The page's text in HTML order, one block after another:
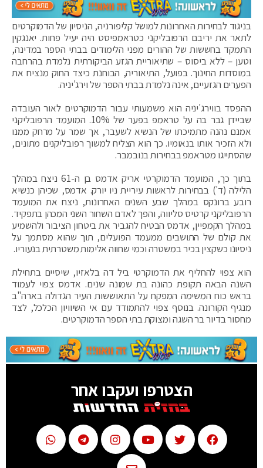
בניגוד לבחירות האחרונות למושל קליפורניה, הניסיון של הדמוקרטים
לתאר את יריבם הרפובליקני כטראמפיסט היה יעיל פחות. יאנגקין
התמקד בחששות של ההורים מפני הלימודים בבתי הספר במדינה,
וטען – ללא ביסוס – שתיאוריית הגזע הביקורתית נלמדת בהרחבה
במוסדות החינוך. בפועל, התיאוריה, הבוחנת כיצד החוק מנציח את
הפערים הגזעיים, אינה נלמדת בבתי הספר של וירג'יניה.
ההפסד בווירג'יניה הוא משמעותי עבור הדמוקרטים לאור העובדה
שביידן גבר בה על טראמפ בפער של 10%. המועמד הרפובליקני
אמנם נהנה מתמיכתו של הנשיא לשעבר, אך שמר על מרחק ממנו
ולא הזכיר אותו בנאומיו. כך הוא הצליח למשוך רפובליקנים מתונים,
שהסתייגו מטראמפ בבחירות בנובמבר.
בתוך כך, המועמד הדמוקרטי אריק אדמס בן ה-61 ניצח במהלך
הלילה (ד') בבחירות לראשות עיריית ניו יורק. אדמס, שכיהן כנשיא
רובע ברונקס במהלך שבע השנים האחרונות, ניצח את המועמד
הרפובליקני קרטיס סליווה, והפך לאדם השחור השני המכהן בתפקיד.
במהלך הקמפיין, אדמס הבטיח להגביר את ביטחון הציבור ולהשמיע
את קולם של התושבים ממעמד הפועלים, תוך שהוא מסתמך על
ניסיונו כשקצין בכיר במשטרה וכמי שחווה אלימות משטרתית בנעוריו.
הוא צפוי להחליף את הדמוקרטי ביל דה בלאזיו, שיסיים בתחילת
השנה הבאה תקופת כהונה בת שמונה שנים. אדמס צפוי לעמוד
בראש כוח המשימה המפקח על התאוששות העיר הגדולה בארה"ב
מנגיף הקורונה. בנוסף צפוי להתמודד עם אי השיוויון הכלכל, לצד
מחסור בדיור בר השגה ומצוקת בתי הספר הדמוקרטים.
הצטרפו ועקבו אחר